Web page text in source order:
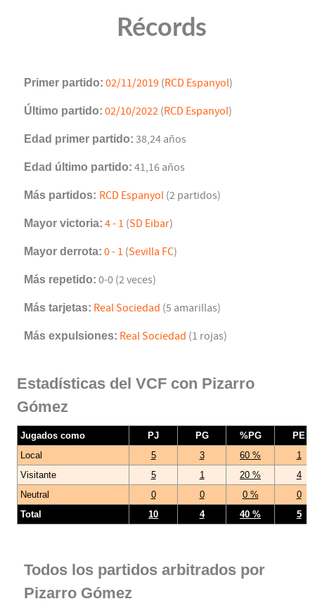
Récords
Primer partido: 02/11/2019 (RCD Espanyol)
Último partido: 02/10/2022 (RCD Espanyol)
Edad primer partido: 38,24 años
Edad último partido: 41,16 años
Más partidos: RCD Espanyol (2 partidos)
Mayor victoria: 4 - 1 (SD Eibar)
Mayor derrota: 0 - 1 (Sevilla FC)
Más repetido: 0-0 (2 veces)
Más tarjetas: Real Sociedad (5 amarillas)
Más expulsiones: Real Sociedad (1 rojas)
Estadísticas del VCF con Pizarro
Gómez
Jugados como PJ PG %PG
PE
Local
5 3 60 %
1
Visitante
5 1 20 %
4
Neutral
0 0 0 %
0
Total
10 4 40 % 5
Todos los partidos arbitrados por
Pizarro Gómez